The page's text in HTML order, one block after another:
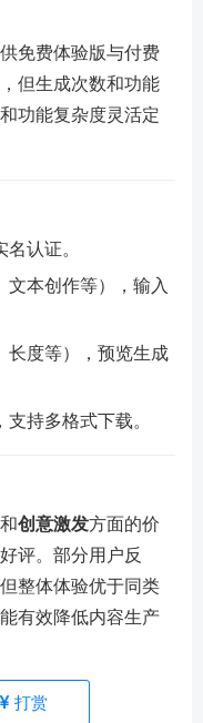
供免费体验版与付费
但生成次数和功能
功能复杂度灵活定
认证。
文本创作等），输入
长度等），预览生成
持多格式下载。
和创意激发方面的价
评。部分用户反
整体体验优于同类
有效降低内容生产
打赏